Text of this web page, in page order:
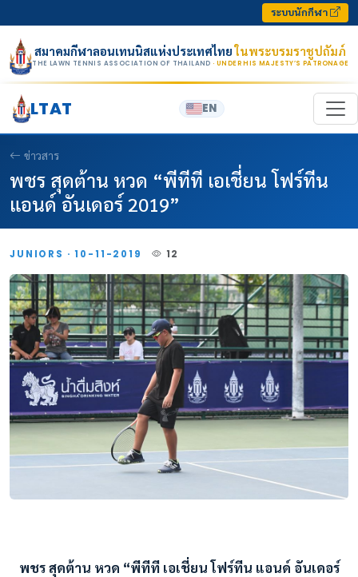
ระบบนักกีฬา
สมาคมกีฬาลอนเทนนิสแห่งประเทศไทยในพระบรมราชูปถัมภ์
THE LAWN TENNIS ASSOCIATION OF THAILAND · UNDER HIS MAJESTY’S PATRONAGE
LTAT EN
ข่าวสาร
พชร สุดต้าน หวด “พีทีที เอเชี่ยน โฟร์ทีน
แอนด์ อันเดอร์ 2019”
JUNIORS · 10-11-2019 12
พชร สุดต้าน หวด “พีทีที เอเชี่ยน โฟร์ทีน แอนด์ อันเดอร์